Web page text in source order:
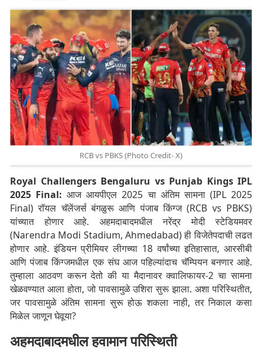
RCB vs PBKS (Photo Credit- X)
Royal Challengers Bengaluru vs Punjab Kings IPL
2025 Final: आज आयपीएल 2025 चा अंतिम सामना (IPL 2025
Final) रॉयल चॅलेंजर्स बंगळुरू आणि पंजाब किंग्ज (RCB vs PBKS)
यांच्यात होणार आहे. अहमदाबादमधील नरेंद्र मोदी स्टेडियमवर
(Narendra Modi Stadium, Ahmedabad) ही विजेतेपदाची लढत
होणार आहे. इंडियन प्रीमियर लीगच्या 18 वर्षांच्या इतिहासात, आरसीबी
आणि पंजाब किंग्जमधील एक संघ आज पहिल्यांदाच चॅम्पियन बनणार आहे.
तुम्हाला आठवण करून देतो की या मैदानावर क्वालिफायर-2 चा सामना
खेळवण्यात आला होता, जो पावसामुळे उशिरा सुरू झाला. अशा परिस्थितीत,
जर पावसामुळे अंतिम सामना सुरू होऊ शकला नाही, तर निकाल कसा
मिळेल जाणून घेवूया?
अहमदाबादमधील हवामान परिस्थिती